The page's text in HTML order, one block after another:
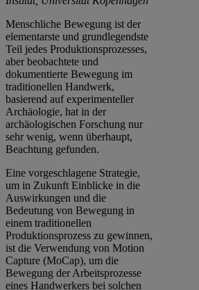
Menschliche Bewegung ist der
elementarste und grundlegendste
Teil jedes Produktionsprozesses,
aber beobachtete und
dokumentierte Bewegung im
traditionellen Handwerk,
basierend auf experimenteller
Archäologie, hat in der
archäologischen Forschung nur
sehr wenig, wenn überhaupt,
Beachtung gefunden.
Eine vorgeschlagene Strategie,
um in Zukunft Einblicke in die
Auswirkungen und die
Bedeutung von Bewegung in
einem traditionellen
Produktionsprozess zu gewinnen,
ist die Verwendung von Motion
Capture (MoCap), um die
Bewegung der Arbeitsprozesse
eines Handwerkers bei solchen